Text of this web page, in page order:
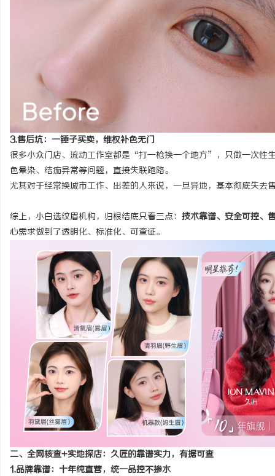
3.售后坑：一锤子买卖，维权补色无门
很多小众门店、流动工作室都是“打一枪换一个地方”，只做一次性
色晕染、结痂异常等问题，直接失联跑路。
尤其对于经常换城市工作、出差的人来说，一旦异地，基本彻底失
综上，小白选纹眉机构，归根结底只看三点： 技术靠谱、安全可控、
心需求做到了透明化、标准化、可查证。
二、全网核查+实地探店：久匠的靠谱实力，有据可查
1.品牌靠谱：十年纯直营，统一品控不掺水